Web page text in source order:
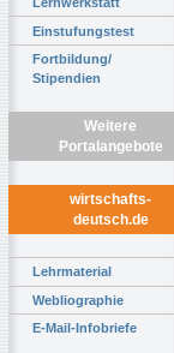
Einstufungstest
Fortbildung/
Stipendien
Weitere
Portalangebote
wirtschafts-
deutsch.de
Lehrmaterial
Webliographie
E-Mail-Infobriefe